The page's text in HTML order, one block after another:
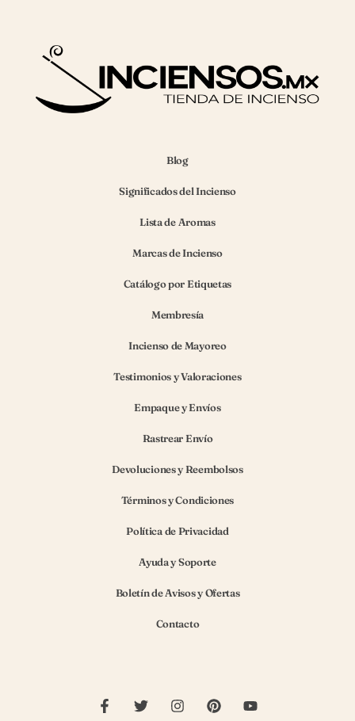
Blog
Significados del Incienso
Lista de Aromas
Marcas de Incienso
Catálogo por Etiquetas
Membresía
Incienso de Mayoreo
Testimonios y Valoraciones
Empaque y Envíos
Rastrear Envío
Devoluciones y Reembolsos
Términos y Condiciones
Política de Privacidad
Ayuda y Soporte
Boletín de Avisos y Ofertas
Contacto